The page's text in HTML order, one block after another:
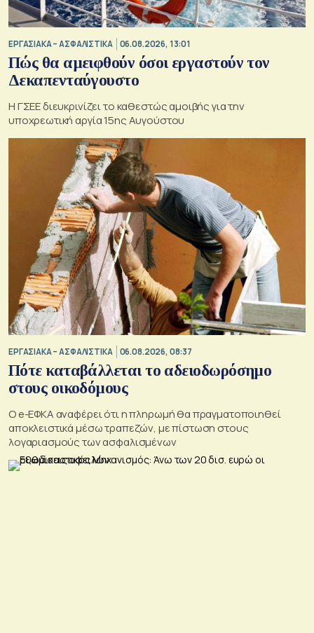
ΕΡΓΑΣΙΑΚΑ – ΑΣΦΑΛΙΣΤΙΚΑ 06.08.2026, 13:01
Πώς θα αμειφθούν όσοι εργαστούν τον
Δεκαπενταύγουστο
Η ΓΣΕΕ διευκρινίζει το καθεστώς αμοιβής για την
υποχρεωτική αργία 15ης Αυγούστου
ΕΡΓΑΣΙΑΚΑ – ΑΣΦΑΛΙΣΤΙΚΑ 06.08.2026, 08:37
Πότε καταβάλλεται το αδειοδωρόσημο
στους οικοδόμους
O e-ΕΦΚΑ αναφέρει ότι η πληρωμή θα πραγματοποιηθεί
αποκλειστικά μέσω τραπεζών, με πίστωση στους
λογαριασμούς των ασφαλισμένων